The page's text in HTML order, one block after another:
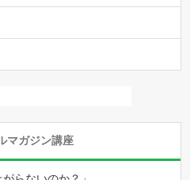
マガジン講座